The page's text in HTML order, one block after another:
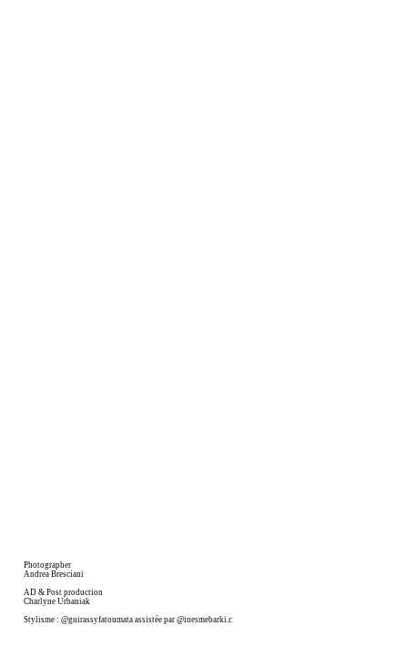
Photographer
Andrea Bresciani
AD & Post production
Charlyne Urbaniak
Stylisme : @guirassyfatoumata assistée par @inesmebarki.c